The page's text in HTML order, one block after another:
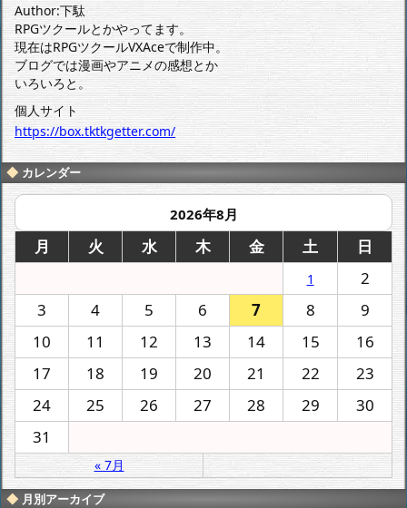
Author:下駄
RPGツクールとかやってます。
現在はRPGツクールVXAceで制作中。
ブログでは漫画やアニメの感想とか
いろいろと。
個人サイト
https://box.tktkgetter.com/
カレンダー
2026年8月
月 火 水 木 金 土 日
1
2
3
4 5 6 7 8
9
10
11 12 13 14 15
16
17
18 19 20 21 22
23
24
25 26 27 28 29
30
31
« 7月
月別アーカイブ